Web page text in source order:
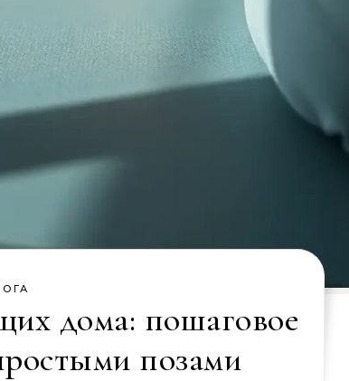
дома: пошаговое
позами